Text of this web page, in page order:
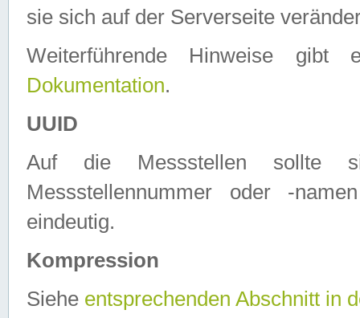
sie sich auf der Serverseite
Weiterführende Hinweise
Dokumentation.
UUID
Auf die Messstellen sollte
Messstellennummer oder -
eindeutig.
Kompression
Siehe entsprechenden Abschnitt in